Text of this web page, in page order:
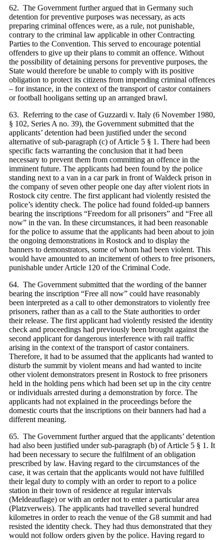
62. The Government further argued that in Germany such
detention for preventive purposes was necessary, as acts
preparing criminal offences were, as a rule, not punishable,
contrary to the criminal law applicable in other Contracting
Parties to the Convention. This served to encourage potential
offenders to give up their plans to commit an offence. Without
the possibility of detaining persons for preventive purposes, the
State would therefore be unable to comply with its positive
obligation to protect its citizens from impending criminal offences
– for instance, in the context of the transport of castor containers
or football hooligans setting up an arranged brawl.
63. Referring to the case of Guzzardi v. Italy (6 November 1980,
§ 102, Series A no. 39), the Government submitted that the
applicants’ detention had been justified under the second
alternative of sub-paragraph (c) of Article 5 § 1. There had been
specific facts warranting the conclusion that it had been
necessary to prevent them from committing an offence in the
imminent future. The applicants had been found by the police
standing next to a van in a car park in front of Waldeck prison in
the company of seven other people one day after violent riots in
Rostock city centre. The first applicant had violently resisted the
police’s identity check. The police had found folded-up banners
bearing the inscriptions “Freedom for all prisoners” and “Free all
now” in the van. In these circumstances, it had been reasonable
for the police to assume that the applicants had been about to join
the ongoing demonstrations in Rostock and to display the
banners to demonstrators, some of whom had been violent. This
would have amounted to an incitement of others to free prisoners,
punishable under Article 120 of the Criminal Code.
64. The Government submitted that the wording of the banner
bearing the inscription “Free all now” could have reasonably
been interpreted as a call to other demonstrators to violently free
prisoners, rather than as a call to the State authorities to order
their release. The first applicant had violently resisted the identity
check and proceedings had previously been brought against the
second applicant for dangerous interference with rail traffic
arising in the context of the transport of castor containers.
Therefore, it had to be assumed that the applicants had wanted to
disturb the summit by violent means and had wanted to incite
other violent demonstrators present in Rostock to free prisoners
held in the holding pens which had been set up in the city centre
or individuals arrested during a demonstration by force. The
applicants had not explained in the proceedings before the
domestic courts that the inscriptions on their banners had had a
different meaning.
65. The Government further argued that the applicants’ detention
had also been justified under sub-paragraph (b) of Article 5 § 1. It
had been necessary to secure the fulfilment of an obligation
prescribed by law. Having regard to the circumstances of the
case, it was certain that the applicants would not have fulfilled
their legal duty to comply with an order to report to a police
station in their town of residence at regular intervals
(Meldeauflage) or with an order not to enter a particular area
(Platzverweis). The applicants had travelled several hundred
kilometres in order to reach the venue of the G8 summit and had
resisted the identity check. They had thus demonstrated that they
would not follow orders given by the police. Having regard to